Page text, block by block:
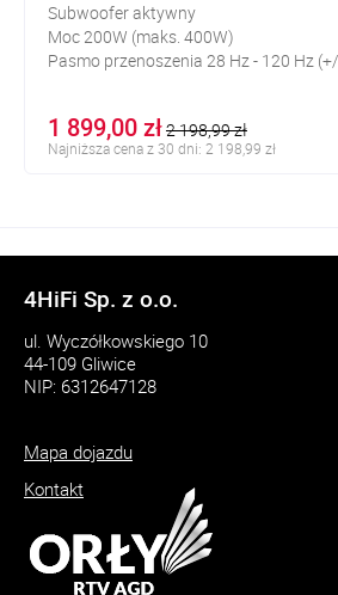
Subwoofer aktywny
Moc 200W (maks. 400W)
Pasmo przenoszenia 28 Hz - 120 Hz
1 899,00 zł2 198,99 zł
Najniższa cena z 30 dni: 2 198,99 zł
4HiFi Sp. z o.o.
ul. Wyczółkowskiego 10
44-109 Gliwice
NIP: 6312647128
Mapa dojazdu
Kontakt